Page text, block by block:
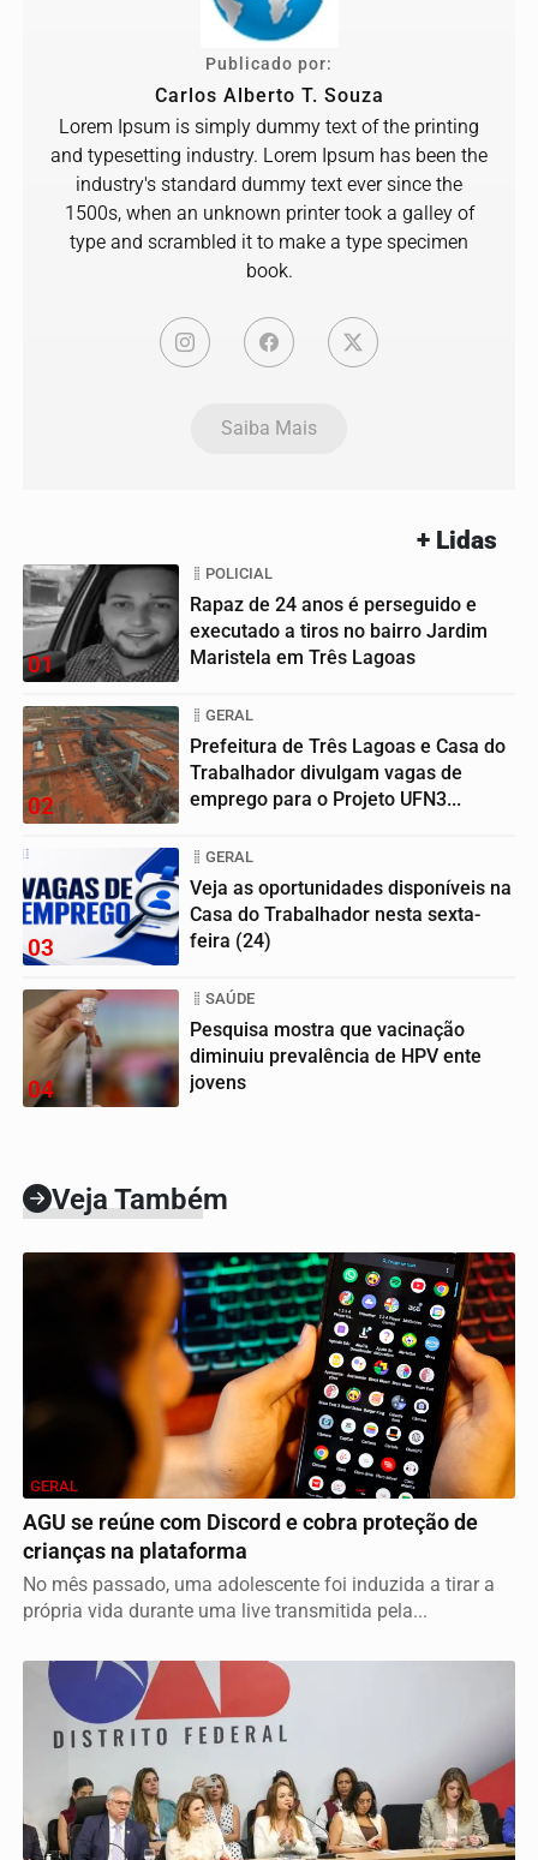
Publicado por:
Carlos Alberto T. Souza
Lorem Ipsum is simply dummy text of the printing
and typesetting industry. Lorem Ipsum has been the
industry's standard dummy text ever since the
1500s, when an unknown printer took a galley of
type and scrambled it to make a type specimen
book.
Saiba Mais
+ Lidas
01
POLICIAL
Rapaz de 24 anos é perseguido e
executado a tiros no bairro Jardim
Maristela em Três Lagoas
02
GERAL
Prefeitura de Três Lagoas e Casa do
Trabalhador divulgam vagas de
emprego para o Projeto UFN3...
03
GERAL
Veja as oportunidades disponíveis na
Casa do Trabalhador nesta sexta-
feira (24)
04
SAÚDE
Pesquisa mostra que vacinação
diminuiu prevalência de HPV ente
jovens
Veja Também
GERAL
AGU se reúne com Discord e cobra proteção de
crianças na plataforma
No mês passado, uma adolescente foi induzida a tirar a
própria vida durante uma live transmitida pela...